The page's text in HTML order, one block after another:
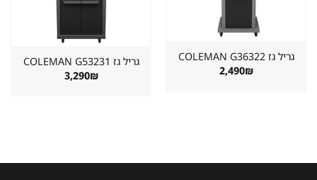
גריל גז ⁦COLEMAN G36322⁩
2,490₪
גריל גז ⁦COLEMAN G53231⁩
3,290₪